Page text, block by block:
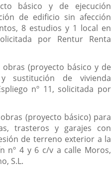
básico y de ejecución
de edificio sin afección
8 estudios y 1 local en
por Rentur Renta
(proyecto básico y de
sustitución de vivienda
nº 11, solicitada por
(proyecto básico) para
trasteros y garajes con
de terreno exterior a la
nº 4 y 6 c/v a calle Moros,
S.L.